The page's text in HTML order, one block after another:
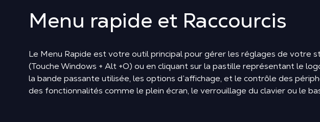
Menu rapide et Raccourcis
Le Menu Rapide est votre outil principal pour gérer les réglages de votre
(Touche Windows + Alt +O) ou en cliquant sur la pastille représentant le
la bande passante utilisée, les options d’affichage, et le contrôle des
des fonctionnalités comme le plein écran, le verrouillage du clavier ou le